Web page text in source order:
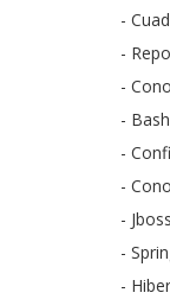
-
-
-
-
-
-
- Jboss
-
-